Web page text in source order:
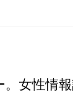
。女性情